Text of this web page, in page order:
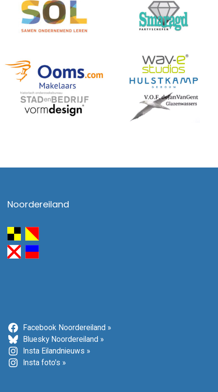
Noordereiland
Facebook Noordereiland »
Bluesky Noordereiland »
Insta Eilandnieuws »
Insta foto's »